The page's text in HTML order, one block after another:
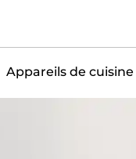
Appareils de cuisine